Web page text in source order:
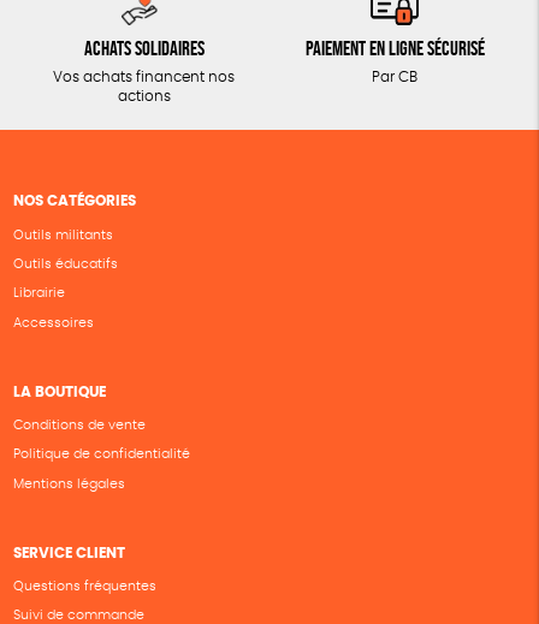
Achats solidaires
Vos achats financent nos
actions
Paiement en ligne sécurisé
Par CB
NOS CATÉGORIES
Outils militants
Outils éducatifs
Librairie
Accessoires
LA BOUTIQUE
Conditions de vente
Politique de confidentialité
Mentions légales
SERVICE CLIENT
Questions fréquentes
Suivi de commande